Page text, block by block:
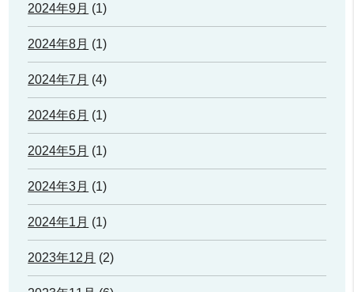
2024年9月 (1)
2024年8月 (1)
2024年7月 (4)
2024年6月 (1)
2024年5月 (1)
2024年3月 (1)
2024年1月 (1)
2023年12月 (2)